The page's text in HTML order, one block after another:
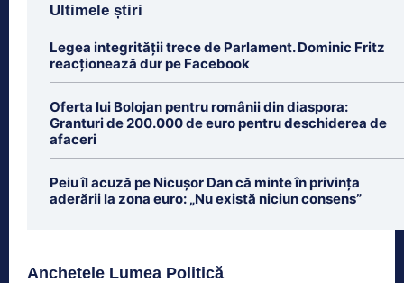
Ultimele știri
Legea integrității trece de Parlament. Dominic Fritz
reacționează dur pe Facebook
Oferta lui Bolojan pentru românii din diaspora:
Granturi de 200.000 de euro pentru deschiderea de
afaceri
Peiu îl acuză pe Nicușor Dan că minte în privința
aderării la zona euro: „Nu există niciun consens”
Anchetele Lumea Politică